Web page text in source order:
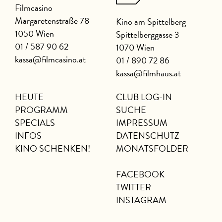
Filmcasino
Margaretenstraße 78
1050 Wien
01 / 587 90 62
kassa@filmcasino.at
Kino am Spittelberg
Spittelberggasse 3
1070 Wien
01 / 890 72 86
kassa@filmhaus.at
HEUTE
PROGRAMM
SPECIALS
INFOS
KINO SCHENKEN!
CLUB LOG-IN
SUCHE
IMPRESSUM
DATENSCHUTZ
MONATSFOLDER
FACEBOOK
TWITTER
INSTAGRAM